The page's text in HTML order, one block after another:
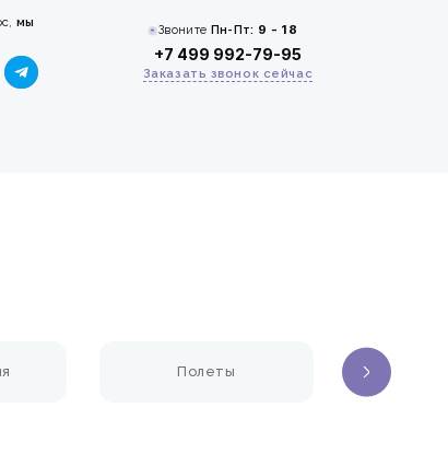
мы
Звоните Пн-Пт: 9 - 18
+7 499 992-79-95
Заказать звонок сейчас
Полеты